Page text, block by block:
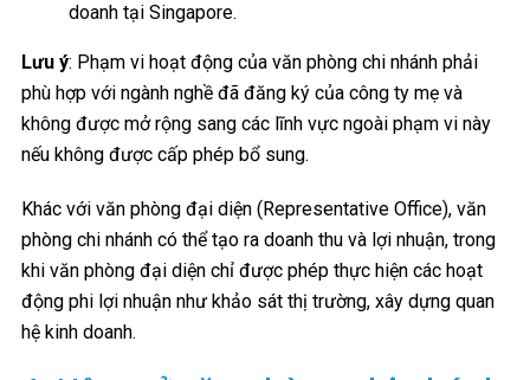
doanh tại Singapore.
Lưu ý: Phạm vi hoạt động của văn phòng chi nhánh phải
phù hợp với ngành nghề đã đăng ký của công ty mẹ và
không được mở rộng sang các lĩnh vực ngoài phạm vi này
nếu không được cấp phép bổ sung.
Khác với văn phòng đại diện (Representative Office), văn
phòng chi nhánh có thể tạo ra doanh thu và lợi nhuận, trong
khi văn phòng đại diện chỉ được phép thực hiện các hoạt
động phi lợi nhuận như khảo sát thị trường, xây dựng quan
hệ kinh doanh.